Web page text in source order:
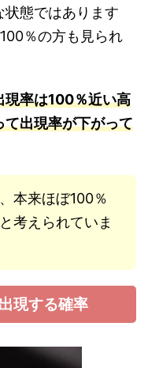
状態ではあります
％の方も見られ
現率は100％近い高
出現率が下がって
本来ほぼ100％
考えられていま
現する確率